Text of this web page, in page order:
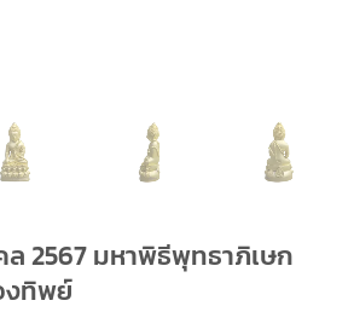
2567 มหาพิธีพุทธาภิเษก
งทิพย์